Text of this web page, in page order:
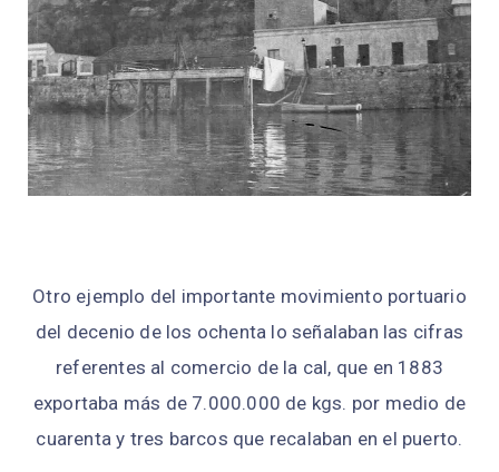
Otro ejemplo del importante movimiento portuario
del decenio de los ochenta lo señalaban las cifras
referentes al comercio de la cal, que en 1883
exportaba más de 7.000.000 de kgs. por medio de
cuarenta y tres barcos que recalaban en el puerto.